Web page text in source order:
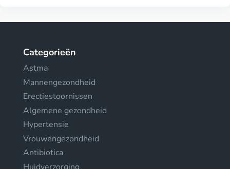
Categorieën
Astma
Mannengezondheid
Erectiestoornissen
Algemene gezondheid
Hypertensie
Vrouwengezondheid
Antibiotica